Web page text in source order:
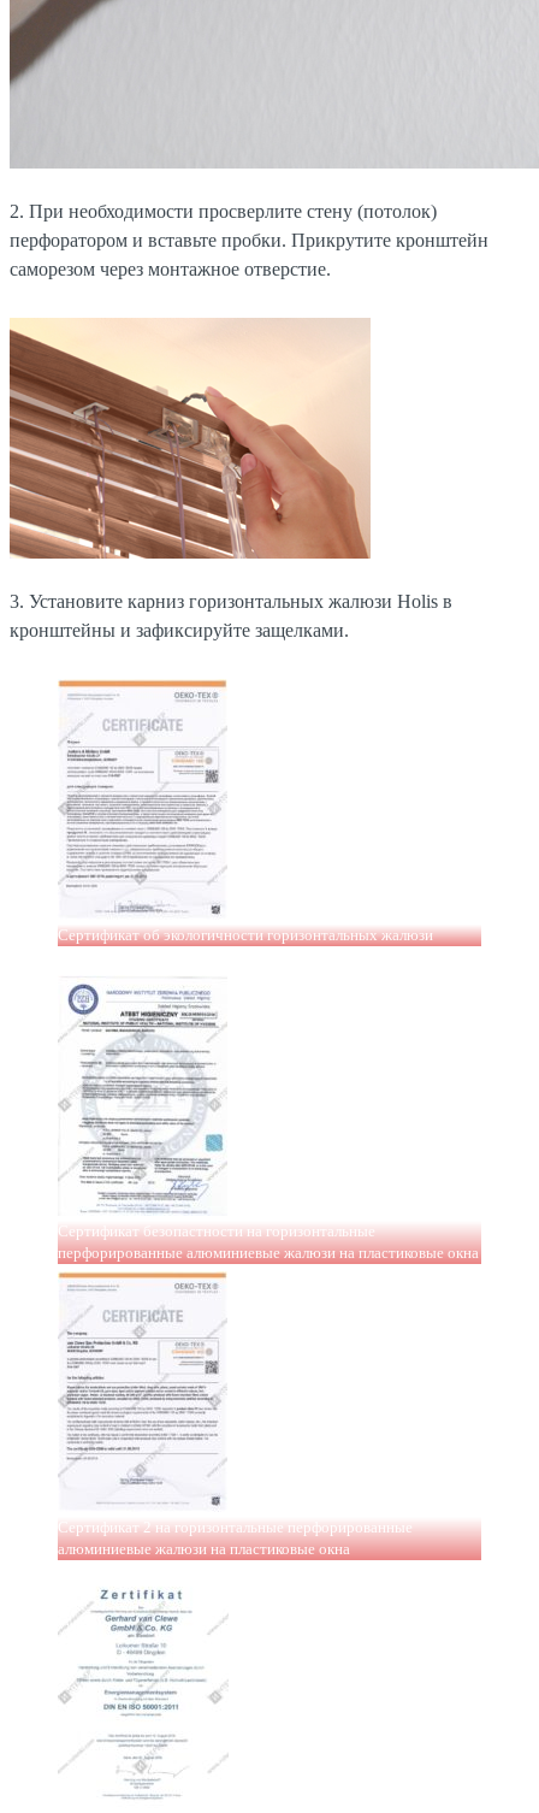
2. При необходимости просверлите стену (потолок)
перфоратором и вставьте пробки. Прикрутите кронштейн
саморезом через монтажное отверстие.
3. Установите карниз горизонтальных жалюзи Holis в
кронштейны и зафиксируйте защелками.
Сертификат об экологичности горизонтальных жалюзи
Сертификат безопастности на горизонтальные
перфорированные алюминиевые жалюзи на пластиковые окна
Сертификат 2 на горизонтальные перфорированные
алюминиевые жалюзи на пластиковые окна